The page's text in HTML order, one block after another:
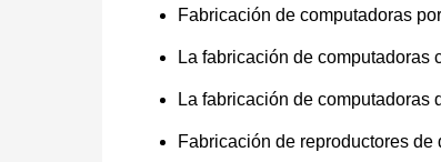
Fabricación de computadoras
La fabricación de computadoras
La fabricación de computadoras
Fabricación de reproductores